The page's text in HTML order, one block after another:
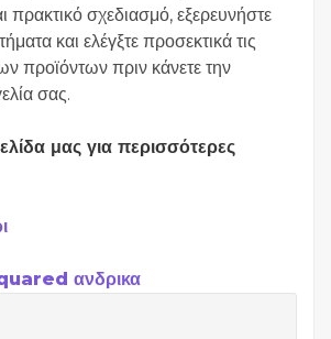
πρακτικό σχεδιασμό, εξερευνήστε
και ελέγξτε προσεκτικά τις
προϊόντων πριν κάνετε την
σας.
μας για περισσότερες
ανδρικα